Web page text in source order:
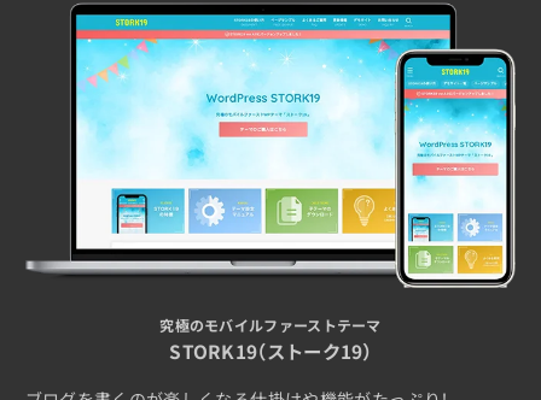
究極のモバイルファーストテーマ
STORK19（ストーク19）